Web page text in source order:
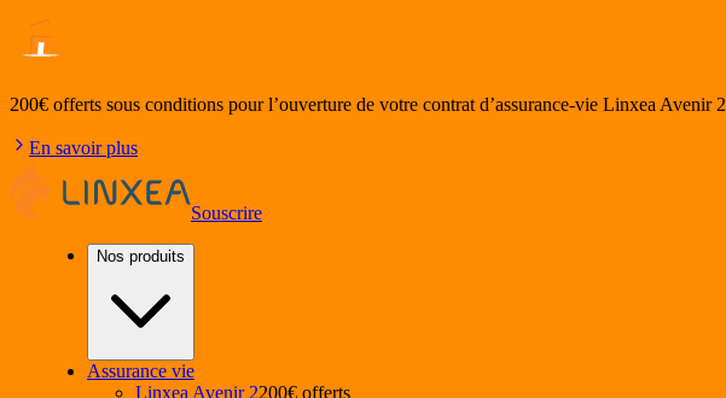
200€ offerts sous conditions pour l’ouverture de votre contrat d’assurance-vie Linxea Avenir 2
En savoir plus
Souscrire
Nos produits
Assurance vie
Linxea Avenir 2200€ offerts